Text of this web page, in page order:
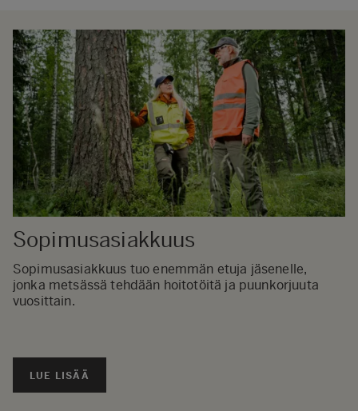
Sopimusasiakkuus
Sopimusasiakkuus tuo enemmän etuja jäsenelle,
jonka metsässä tehdään hoitotöitä ja puunkorjuuta
vuosittain.
LUE LISÄÄ